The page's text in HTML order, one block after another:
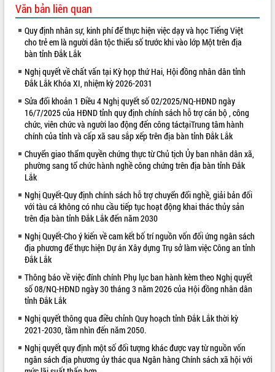
VIDEO
Loading the player...
Bí thư Tỉnh ủy Lương Nguyễn Minh
Triết thăm, tặng quà người có công với
cách mạng
Rà soát, hoàn thiện hệ thống thiết chế
văn hóa, thể thao đáp ứng yêu cầu
phát triển mới
Thường trực HĐND tỉnh Đắk Lắk gặp
mặt Đoàn chuyên gia y tế TP. Hồ Chí
Minh
Lễ truy điệu và an táng hài cốt liệt sĩ
tại Nghĩa trang Liệt sĩ xã Sơn Hòa
Bàn giải pháp tháo gỡ khó khăn trong
xuất khẩu sầu riêng và triển khai quy
định EUDR
Thứ trưởng Bộ Nông nghiệp và Môi
trường Nguyễn Hoàng Hiệp khảo sát
vùng trồng và doanh nghiệp đóng gói
sầu riêng tại Đắk Lắk
Trình diễn nghệ thuật chế biến các
món ăn từ sầu riêng
Đắk Lắk công bố Quy hoạch và xúc
Ngành cá ngừ Đắk Lắk chủ động thích
ứng để giữ vững thị trường xuất khẩu
ALBUM ẢNH
LIÊN KẾT WEB
Văn bản liên quan
Quy định nhân sự, kinh phí để thực hiện việc dạy và học Tiếng Việt
cho trẻ em là người dân tộc thiểu số trước khi vào lớp Một trên địa
bàn tỉnh Đắk Lắk
Nghị quyết về chất vấn tại Kỳ họp thứ Hai, Hội đồng nhân dân tỉnh
Đắk Lắk Khóa XI, nhiệm kỳ 2026-2031
Sửa đổi khoản 1 Điều 4 Nghị quyết số 02/2025/NQ-HĐND ngày
16/7/2025 của HĐND tỉnh quy định chính sách hỗ trợ cán bộ , công
chức, viên chức và người lao động đến công táctạiTrung tâm hành
chính của tỉnh và cấp xã sau sắp xếp trên địa bàn tỉnh Đắk Lắk
Chuyển giao thẩm quyền chứng thực từ Chủ tịch Ủy ban nhân dân xã,
phường sang tổ chức hành nghề công chứng trên địa bàn tỉnh Đắk
Lắk
Nghị Quyết-Quy định chính sách hỗ trợ chuyển đổi nghề, giải bản đối
với tàu cá không có nhu cầu tiếp tục hoạt động khai thác thủy sản
trên địa bàn tỉnh Đắk Lắk đến năm 2030
Nghị Quyết-Cho ý kiến về cam kết bố trí nguồn vốn đối ứng ngân sách
địa phương để thực hiện Dự án Xây dựng Trụ sở làm việc Công an tỉnh
Đắk Lắk
Thông báo về việc đính chính Phụ lục ban hành kèm theo Nghị quyết
số 08/NQ-HĐND ngày 30 tháng 3 năm 2026 của Hội đồng nhân dân
tỉnh Đắk Lắk
Nghị quyết thông qua điều chỉnh Quy hoạch tỉnh Đắk Lắk thời kỳ
2021-2030, tầm nhìn đến năm 2050.
Nghị quyết quy định một số đối tượng khác được vay từ nguồn vốn
ngân sách địa phương ủy thác qua Ngân hàng Chính sách xã hội với